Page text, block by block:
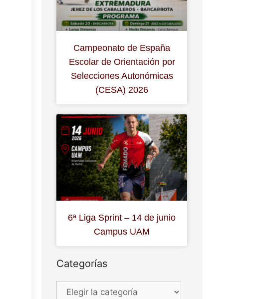
Campeonato de España
Escolar de Orientación por
Selecciones Autonómicas
(CESA) 2026
6ª Liga Sprint – 14 de junio
Campus UAM
Categorías